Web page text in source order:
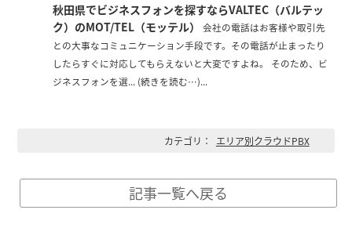
秋田県でビジネスフォンを探すならVALTEC（バルテッ
ク）のMOT/TEL（モッテル）
会社の電話はお客様や取引先
との大事なコミュニケーション手段です。その電話が止まったり
したらすぐに対応してもらえないと大変ですよね。 そのため、ビ
ジネスフォンを選... (続きを読む…)...
カテゴリ： エリア別クラウドPBX
記事一覧へ戻る